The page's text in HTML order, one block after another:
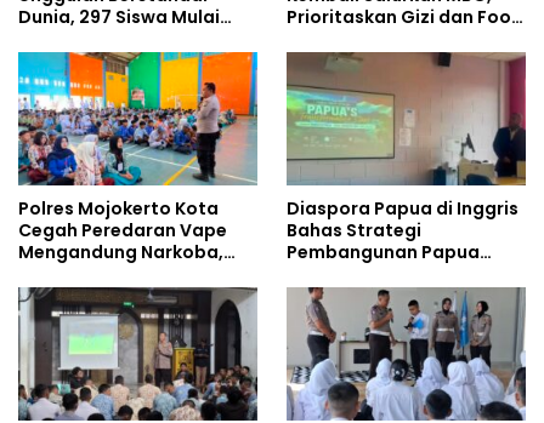
Dunia, 297 Siswa Mulai
Prioritaskan Gizi dan Food
Polres Mojokerto Kota
Cegah Peredaran Vape
Mengandung Narkoba,
Kalangan Remaja
Diaspora Papua di Inggris
Bahas Strategi
Pembangunan Papua
Doktoral Internasional